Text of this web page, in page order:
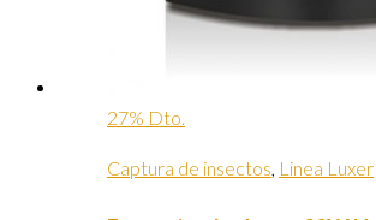
27% Dto.
Captura de insectos, Linea Luxer